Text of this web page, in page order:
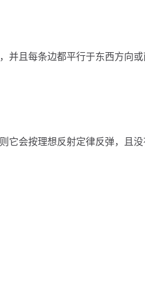
并且每条边都平行于东西方向
它会按理想反射定律反弹，且